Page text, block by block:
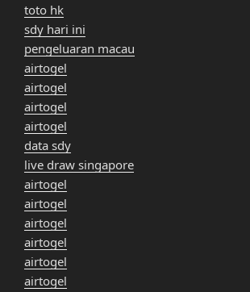
toto hk
sdy hari ini
pengeluaran macau
airtogel
airtogel
airtogel
airtogel
data sdy
live draw singapore
airtogel
airtogel
airtogel
airtogel
airtogel
airtogel